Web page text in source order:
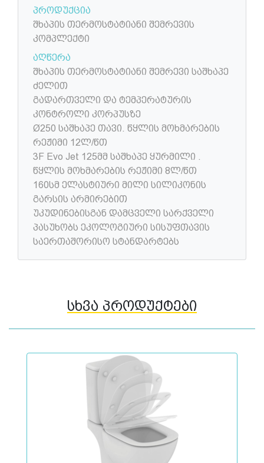
პროდუქცია
შხაპის თერმოსტატიანი შემრევის
კომპლექტი
აღწერა
შხაპის თერმოსტატიანი შემრევი საშხაპე
ძელით
გადართველი და ტემპერატურის
კონტროლი კორპუსზე
Ø250 საშხაპე თავი. წყლის მოხმარების
რეჟიმი 12ლ/წთ
3F Evo Jet 125მმ საშხაპე ყურმილი .
წყლის მოხმარების რეჟიმი 8ლ/წთ
160სმ ელასტიური მილი სილიკონის
გარსის არმირებით
უკუდინებისგან დამცველი სარქველი
პასუხობს ეკოლოგიური სისუფთავის
საერთაშორისო სტანდარტებს
სხვა პროდუქტები